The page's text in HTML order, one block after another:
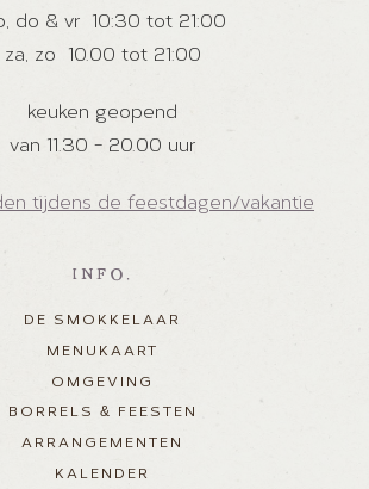
do & vr 10:30 tot 21:00
za, zo
10.00 tot 21:00
keuken geopend
van 11.30 - 20.00 uur
tijdens de feestdagen/vakantie
INFO.
DE SMOKKELAAR
MENUKAART
OMGEVING
BORRELS & FEESTEN
ARRANGEMENTEN
KALENDER